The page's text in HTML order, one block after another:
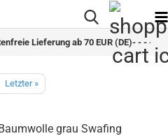
Lieferung ab 70 EUR (DE)- - - - - -
Letzter »
grau Swafing